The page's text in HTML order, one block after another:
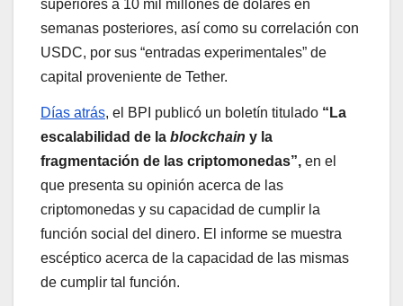
superiores a 10 mil millones de dólares en
semanas posteriores, así como su correlación con
USDC, por sus “entradas experimentales” de
capital proveniente de Tether.
Días atrás, el BPI publicó un boletín titulado “La
escalabilidad de la blockchain y la
fragmentación de las criptomonedas”, en el
que presenta su opinión acerca de las
criptomonedas y su capacidad de cumplir la
función social del dinero. El informe se muestra
escéptico acerca de la capacidad de las mismas
de cumplir tal función.